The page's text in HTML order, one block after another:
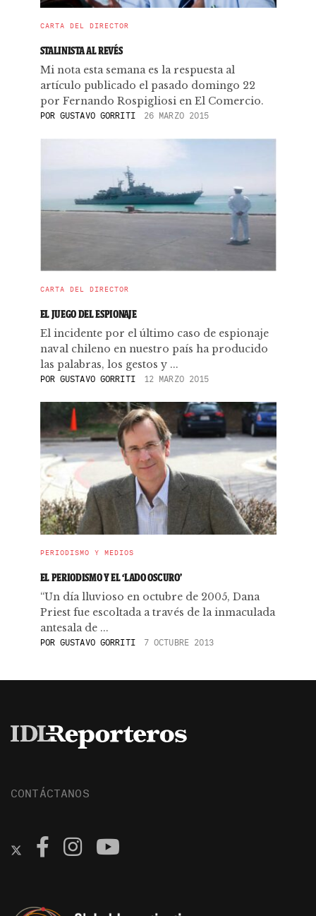
CARTA DEL DIRECTOR
STALINISTA AL REVÉS
Mi nota esta semana es la respuesta al
artículo publicado el pasado domingo 22
por Fernando Rospigliosi en El Comercio.
POR GUSTAVO GORRITI 26 MARZO 2015
CARTA DEL DIRECTOR
EL JUEGO DEL ESPIONAJE
El incidente por el último caso de espionaje
naval chileno en nuestro país ha producido
las palabras, los gestos y ...
POR GUSTAVO GORRITI 12 MARZO 2015
PERIODISMO Y MEDIOS
EL PERIODISMO Y EL ‘LADO OSCURO’
“Un día lluvioso en octubre de 2005, Dana
Priest fue escoltada a través de la inmaculada
antesala de ...
POR GUSTAVO GORRITI 7 OCTUBRE 2013
CONTÁCTANOS